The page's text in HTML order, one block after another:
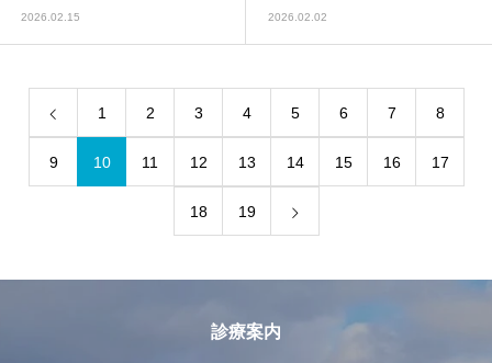
2026.02.15 2026.02.02
1 2 3 4 5 6 7 8
9 10 11 12 13 14 15 16 17
18 19
診療案内